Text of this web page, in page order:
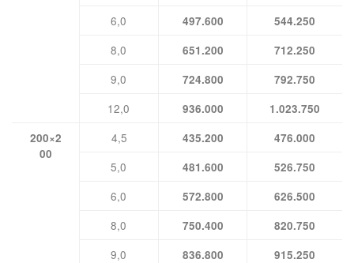
6,0 497.600 544.250
8,0 651.200 712.250
9,0 724.800 792.750
12,0 936.000
1.023.750
200×2
00
4,5 435.200 476.000
5,0 481.600 526.750
6,0 572.800 626.500
8,0 750.400 820.750
9,0 836.800 915.250